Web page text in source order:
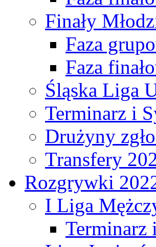
Finały
Faza
Faza
Śląska Liga
Terminarz i
Drużyny
Transfery
Rozgrywki
I Liga